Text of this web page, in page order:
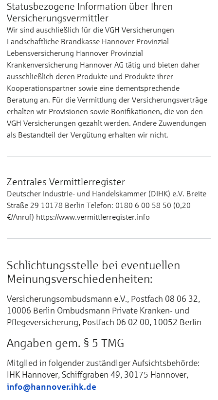
Statusbezogene Information über Ihren
Versicherungsvermittler
Wir sind auschließlich für die VGH Versicherungen
Landschaftliche Brandkasse Hannover Provinzial
Lebensversicherung Hannover Provinzial
Krankenversicherung Hannover AG tätig und bieten daher
ausschließlich deren Produkte und Produkte ihrer
Kooperationspartner sowie eine dementsprechende
Beratung an. Für die Vermittlung der Versicherungsverträge
erhalten wir Provisionen sowie Bonifikationen, die von den
VGH Versicherungen gezahlt werden. Andere Zuwendungen
als Bestandteil der Vergütung erhalten wir nicht.
Zentrales Vermittlerregister
Deutscher Industrie- und Handelskammer (DIHK) e.V. Breite
Straße 29 10178 Berlin Telefon: 0180 6 00 58 50 (0,20
€/Anruf) https://www.vermittlerregister.info
Schlichtungsstelle bei eventuellen
Meinungsverschiedenheiten:
Versicherungsombudsmann e.V., Postfach 08 06 32,
10006 Berlin Ombudsmann Private Kranken- und
Pflegeversicherung, Postfach 06 02 00, 10052 Berlin
Angaben gem. § 5 TMG
Mitglied in folgender zuständiger Aufsichtsbehörde:
IHK Hannover, Schiffgraben 49, 30175 Hannover,
info@hannover.ihk.de